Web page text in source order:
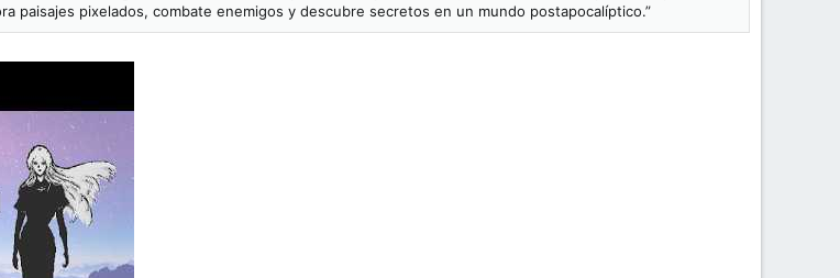
paisajes pixelados, combate enemigos y descubre secretos en un mundo postapocalíptico.”